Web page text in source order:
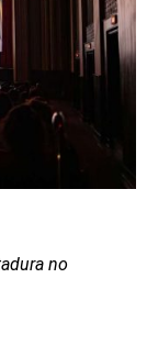
no